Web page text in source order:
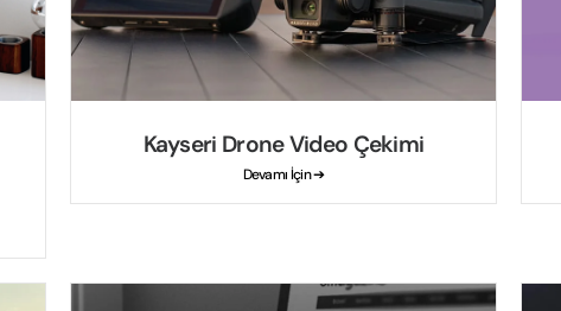
Kayseri Drone Video Çekimi
Devamı İçin ➔